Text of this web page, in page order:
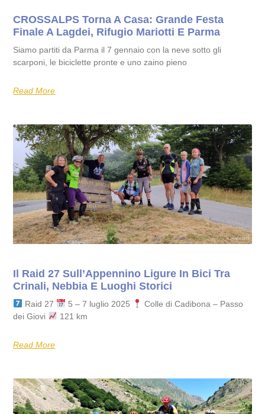
CROSSALPS Torna A Casa: Grande Festa
Finale A Lagdei, Rifugio Mariotti E Parma
Siamo partiti da Parma il 7 gennaio con la neve sotto gli
scarponi, le biciclette pronte e uno zaino pieno
Read More
Il Raid 27 Sull’Appennino Ligure In Bici Tra
Crinali, Nebbia E Luoghi Storici
Raid 27 5 – 7 luglio 2025
Colle di Cadibona – Passo
dei Giovi
121 km
Read More